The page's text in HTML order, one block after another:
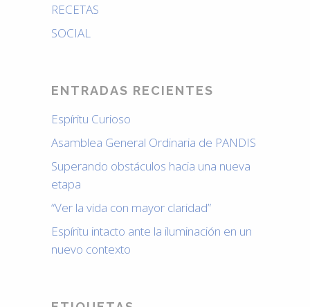
RECETAS
SOCIAL
ENTRADAS RECIENTES
Espíritu Curioso
Asamblea General Ordinaria de PANDIS
Superando obstáculos hacia una nueva
etapa
“Ver la vida con mayor claridad”
Espíritu intacto ante la iluminación en un
nuevo contexto